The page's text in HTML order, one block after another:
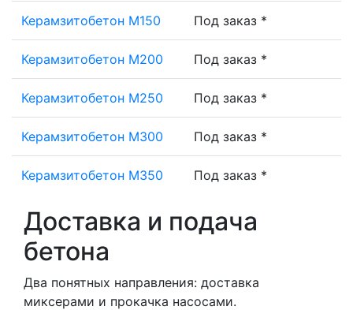
Керамзитобетон М150 Под заказ *
Керамзитобетон М200 Под заказ *
Керамзитобетон М250 Под заказ *
Керамзитобетон М300 Под заказ *
Керамзитобетон М350 Под заказ *
Доставка и подача
бетона
Два понятных направления: доставка
миксерами и прокачка насосами.